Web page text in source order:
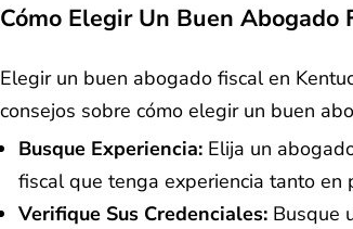
Cómo Elegir Un Buen Abogado
Elegir un buen abogado fiscal en
consejos sobre cómo elegir un buen
Busque Experiencia: Elija un
fiscal que tenga experiencia tanto en
Verifique Sus Credenciales: Busque